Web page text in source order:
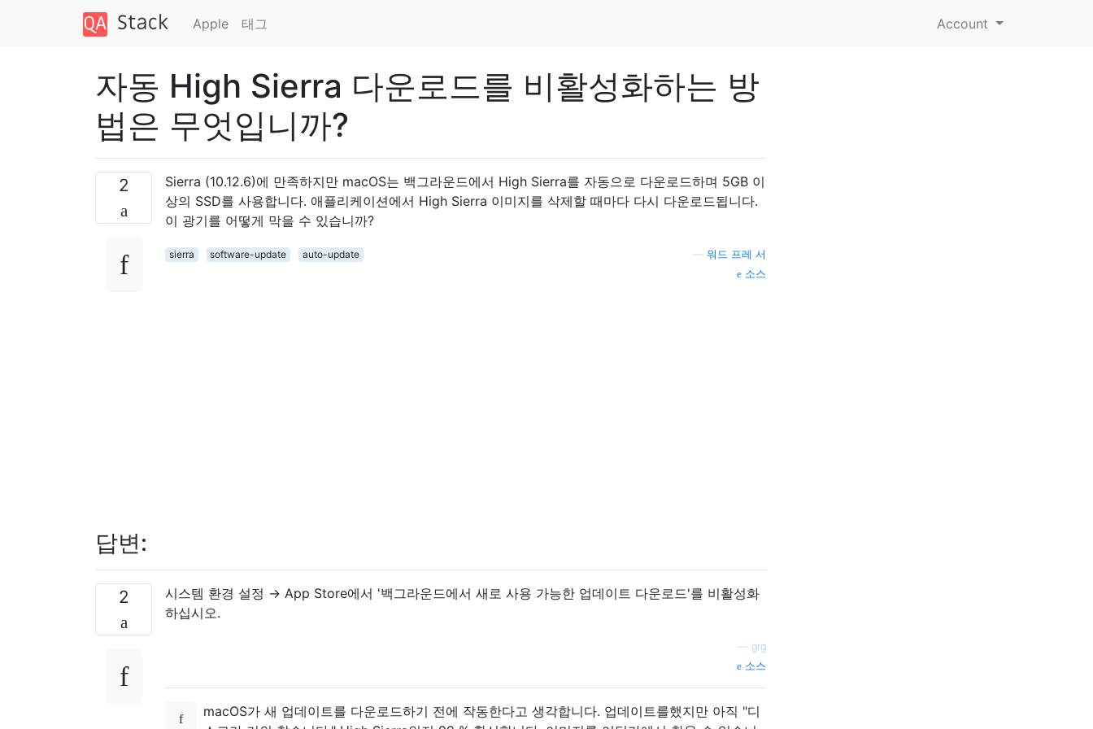
Apple 태그 Account
자동 High Sierra 다운로드를 비활성화하는 방
법은 무엇입니까?
2
Sierra (10.12.6)에 만족하지만 macOS는 백그라운드에서 High Sierra를 자동으로 다운로드하며 5GB 이
상의 SSD를 사용합니다. 애플리케이션에서 High Sierra 이미지를 삭제할 때마다 다시 다운로드됩니다.
이 광기를 어떻게 막을 수 있습니까?
sierra software-update auto-update
워드 프레 서
소스
답변:
2
시스템 환경 설정 → App Store에서 '백그라운드에서 새로 사용 가능한 업데이트 다운로드'를 비활성화
하십시오.
grg
소스
macOS가 새 업데이트를 다운로드하기 전에 작동한다고 생각합니다. 업데이트를했지만 아직 "디